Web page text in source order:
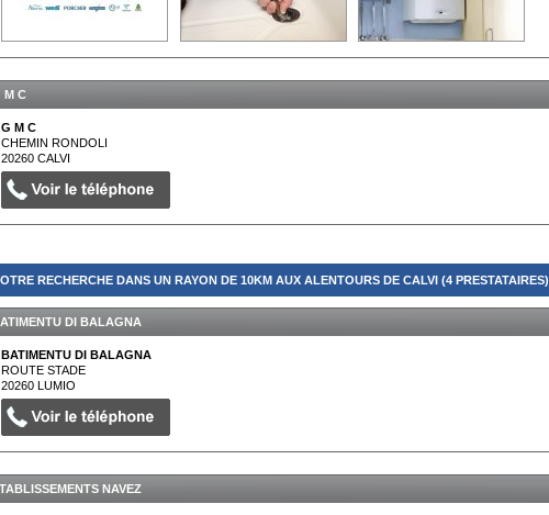
M C
G M C
CHEMIN RONDOLI
20260CALVI
RECHERCHE DANS UN RAYON DE 10KM AUX ALENTOURS DE CALVI (4 PRESTATAIRES)
DI BALAGNA
BATIMENTU DI BALAGNA
ROUTE STADE
20260LUMIO
NAVEZ